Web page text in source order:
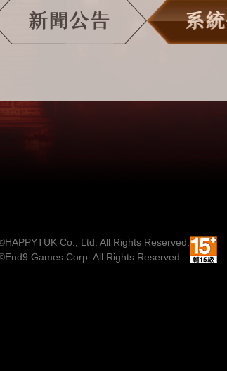
Co., Ltd. All Rights Reserved.
Games Corp. All Rights Reserved.